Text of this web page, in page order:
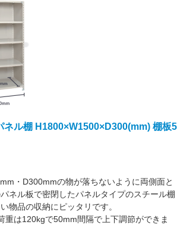
ネル棚 H1800×W1500×D300(mm) 棚板5
・D300mmの物が落ちないように両側面と
ネル板で密閉したパネルタイプのスチール棚
物品の収納にピッタリです。
重は120kgで50mm間隔で上下調節ができま